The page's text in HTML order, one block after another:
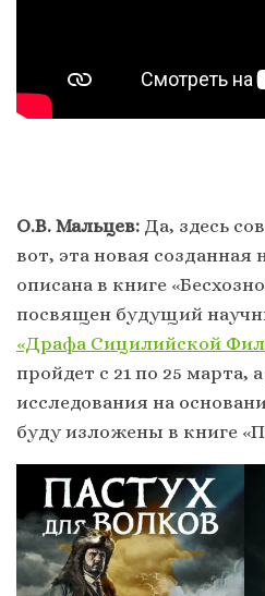
О.В. Мальцев: Да, здесь
вот, эта новая созданная
описана в книге
посвящен будущий
«Драфа Сицилийской
пройдет с 21 по 25 марта,
исследования на
буду изложены в книге